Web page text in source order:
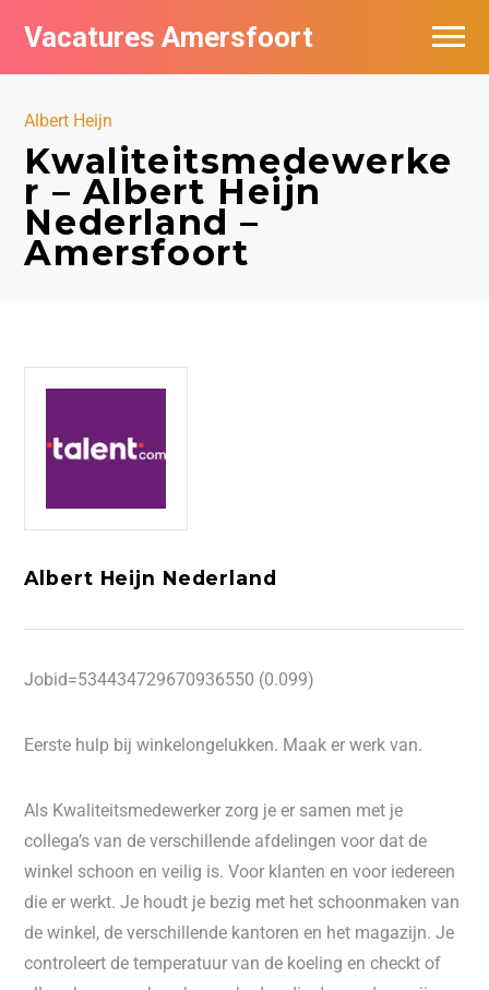
Vacatures Amersfoort
Albert Heijn
Kwaliteitsmedewerke
r – Albert Heijn
Nederland –
Amersfoort
Albert Heijn Nederland
Jobid=534434729670936550 (0.099)
Eerste hulp bij winkelongelukken. Maak er werk van.
Als Kwaliteitsmedewerker zorg je er samen met je
collega’s van de verschillende afdelingen voor dat de
winkel schoon en veilig is. Voor klanten en voor iedereen
die er werkt. Je houdt je bezig met het schoonmaken van
de winkel, de verschillende kantoren en het magazijn. Je
controleert de temperatuur van de koeling en checkt of
Vacatures per bedrijf
De populairste vacatures in Amersfoort
Nieuwsbrief feed